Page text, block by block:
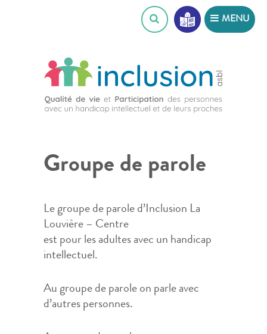
MENU
Groupe de parole
Le groupe de parole d’Inclusion La
Louvière – Centre
est pour les adultes avec un handicap
intellectuel.
Au groupe de parole on parle avec
d’autres personnes.